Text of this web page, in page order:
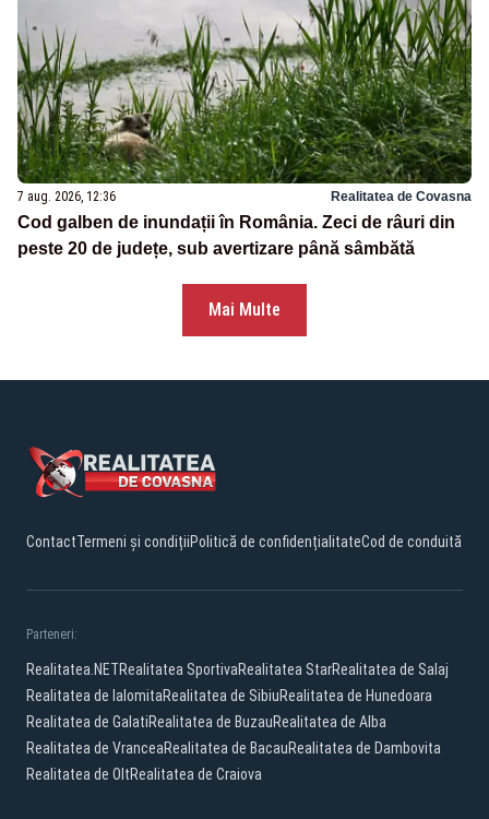
7 aug. 2026, 12:36 Realitatea de Covasna
Cod galben de inundații în România. Zeci de râuri din
peste 20 de județe, sub avertizare până sâmbătă
Mai Multe
ContactTermeni și condițiiPolitică de confidențialitateCod de conduită
Parteneri:
Realitatea.NETRealitatea SportivaRealitatea StarRealitatea de Salaj
Realitatea de IalomitaRealitatea de SibiuRealitatea de Hunedoara
Realitatea de GalatiRealitatea de BuzauRealitatea de Alba
Realitatea de VranceaRealitatea de BacauRealitatea de Dambovita
Realitatea de OltRealitatea de Craiova